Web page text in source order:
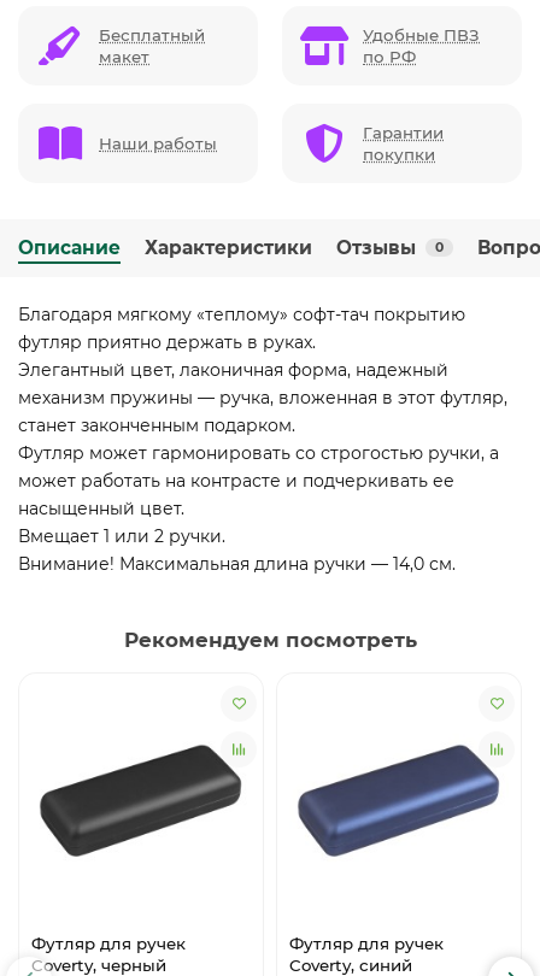
Бесплатный
макет
Удобные ПВЗ
по РФ
Наши работы
Гарантии
покупки
Описание Характеристики Отзывы 0
Благодаря мягкому «теплому» софт-тач покрытию
футляр приятно держать в руках.
Элегантный цвет, лаконичная форма, надежный
механизм пружины — ручка, вложенная в этот футляр,
станет законченным подарком.
Футляр может гармонировать со строгостью ручки, а
может работать на контрасте и подчеркивать ее
насыщенный цвет.
Вмещает 1 или 2 ручки.
Внимание! Максимальная длина ручки — 14,0 см.
Рекомендуем посмотреть
Футляр для ручек
Coverty, черный
Футляр для ручек
Coverty, синий